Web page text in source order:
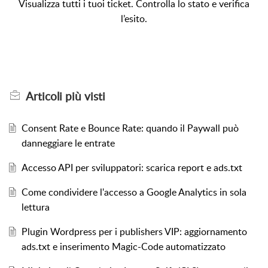
Visualizza tutti i tuoi ticket. Controlla lo stato e verifica
l’esito.
Articoli più visti
Consent Rate e Bounce Rate: quando il Paywall può
danneggiare le entrate
Accesso API per sviluppatori: scarica report e ads.txt
Come condividere l'accesso a Google Analytics in sola
lettura
Plugin Wordpress per i publishers VIP: aggiornamento
ads.txt e inserimento Magic-Code automatizzato